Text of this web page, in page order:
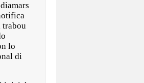
trabou
lo
di